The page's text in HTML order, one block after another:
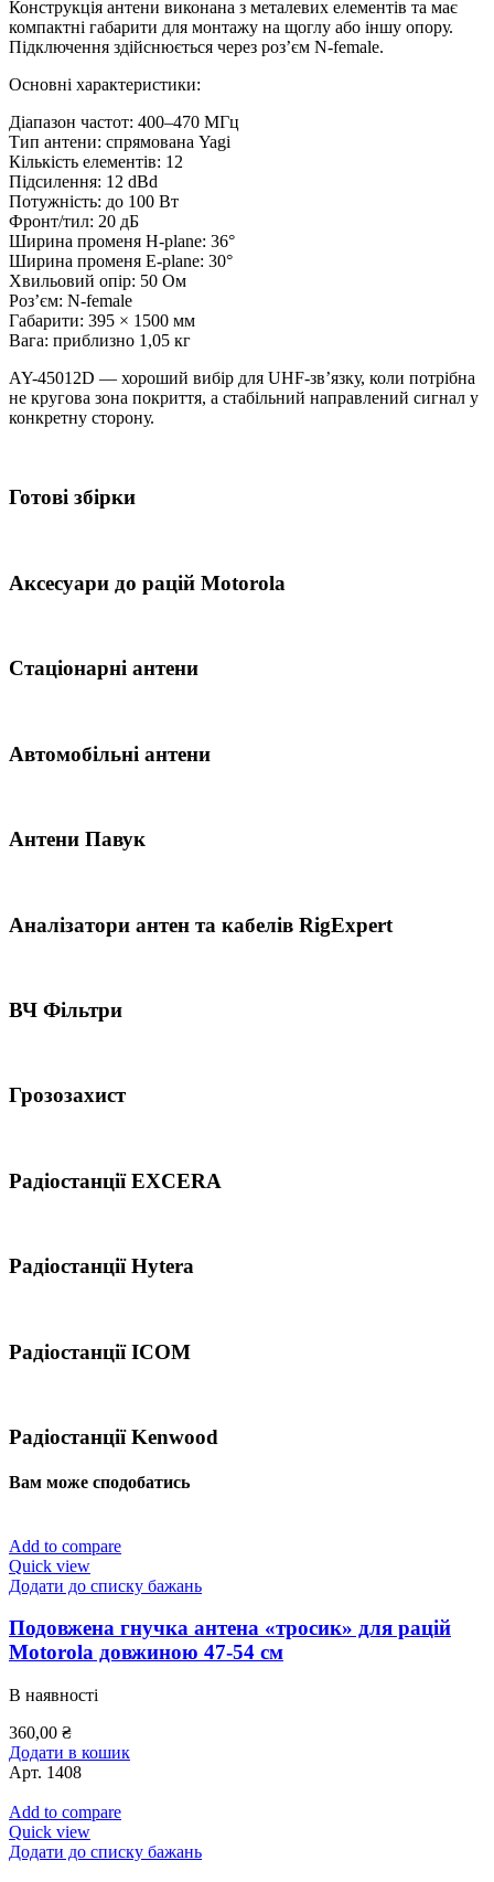
Конструкція антени виконана з металевих елементів та має
компактні габарити для монтажу на щоглу або іншу опору.
Підключення здійснюється через роз’єм N-female.
Основні характеристики:
Діапазон частот: 400–470 МГц
Тип антени: спрямована Yagi
Кількість елементів: 12
Підсилення: 12 dBd
Потужність: до 100 Вт
Фронт/тил: 20 дБ
Ширина променя H-plane: 36°
Ширина променя E-plane: 30°
Хвильовий опір: 50 Ом
Роз’єм: N-female
Габарити: 395 × 1500 мм
Вага: приблизно 1,05 кг
AY-45012D — хороший вибір для UHF-зв’язку, коли потрібна
не кругова зона покриття, а стабільний направлений сигнал у
конкретну сторону.
Готові збірки
Аксесуари до рацій Motorola
Стаціонарні антени
Автомобільні антени
Антени Павук
Аналізатори антен та кабелів RigExpert
ВЧ Фільтри
Грозозахист
Радіостанції EXCERA
Радіостанції Hytera
Радіостанції ICOM
Радіостанції Kenwood
Вам може сподобатись
Add to compare
Quick view
Додати до списку бажань
Подовжена гнучка антена «тросик» для рацій
Motorola довжиною 47-54 см
В наявності
360,00 ₴
Додати в кошик
Арт. 1408
Add to compare
Quick view
Додати до списку бажань